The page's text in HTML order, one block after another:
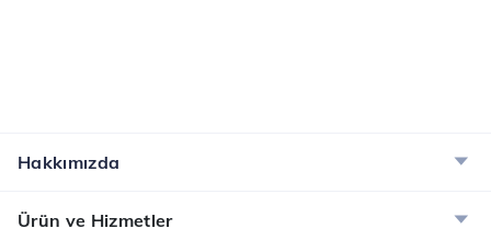
Hakkımızda
Ürün ve Hizmetler